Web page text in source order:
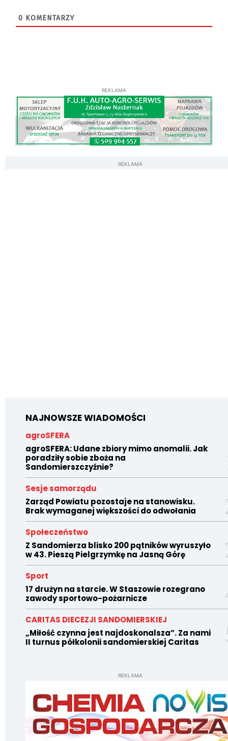
0 KOMENTARZY
REKLAMA
REKLAMA
NAJNOWSZE WIADOMOŚCI
agroSFERA
agroSFERA: Udane zbiory mimo anomalii. Jak
poradziły sobie zboża na
Sandomierszczyźnie?
Sesje samorządu
Zarząd Powiatu pozostaje na stanowisku.
Brak wymaganej większości do odwołania
Społeczeństwo
Z Sandomierza blisko 200 pątników wyruszyło
w 43. Pieszą Pielgrzymkę na Jasną Górę
Sport
17 drużyn na starcie. W Staszowie rozegrano
zawody sportowo-pożarnicze
CARITAS DIECEZJI SANDOMIERSKIEJ
„Miłość czynna jest najdoskonalsza”. Za nami
II turnus półkolonii sandomierskiej Caritas
REKLAMA